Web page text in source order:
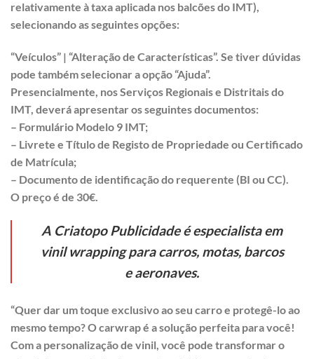
relativamente à taxa aplicada nos balcões do IMT),
selecionando as seguintes opções:
“Veículos” | “Alteração de Características”. Se tiver dúvidas
pode também selecionar a opção “Ajuda”.
Presencialmente, nos Serviços Regionais e Distritais do
IMT, deverá apresentar os seguintes documentos:
– Formulário Modelo 9 IMT;
– Livrete e Título de Registo de Propriedade ou Certificado
de Matrícula;
– Documento de identificação do requerente (BI ou CC).
O preço é de 30€.
A Criatopo Publicidade é especialista em
vinil wrapping para carros, motas, barcos
e aeronaves.
“Quer dar um toque exclusivo ao seu carro e protegê-lo ao
mesmo tempo? O carwrap é a solução perfeita para você!
Com a personalização de vinil, você pode transformar o